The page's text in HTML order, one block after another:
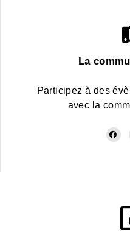
La
Participez à des
avec la